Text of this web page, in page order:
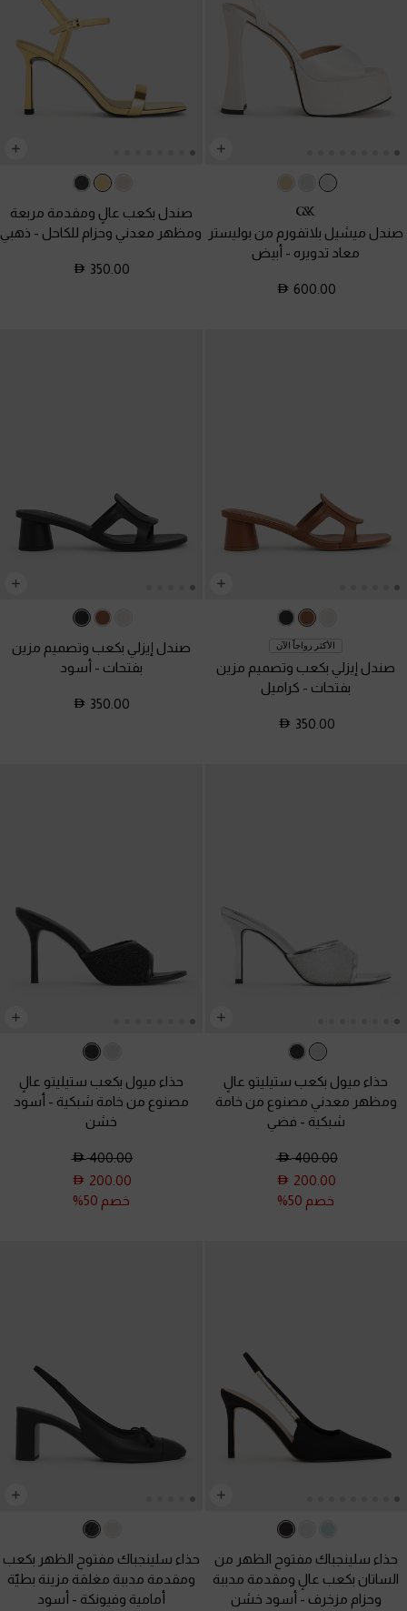
صندل ميشيل بلاتفورم من بوليستر
معاد تدويره - أبيض
600.00
صندل بكعب عالٍ ومقدمة مربعة
ومظهر معدني وحزام للكاحل - ذهبي
350.00
الأكثر رواجاً الآن
صندل إيزلي بكعب وتصميم مزين
بفتحات - كراميل
350.00
صندل إيزلي بكعب وتصميم مزين
بفتحات - أسود
350.00
حذاء ميول بكعب ستيليتو عالٍ
ومظهر معدني مصنوع من خامة
شبكية - فضي
400.00
200.00
خصم 50%
حذاء ميول بكعب ستيليتو عالٍ
مصنوع من خامة شبكية - أسود
خشن
400.00
200.00
خصم 50%
حذاء سلينجباك مفتوح الظهر من
الساتان بكعب عالٍ ومقدمة مدببة
وحزام مزخرف - أسود خشن
حذاء سلينجباك مفتوح الظهر بكعب
ومقدمة مدببة مغلقة مزينة بطيّة
أمامية وفيونكة - أسود